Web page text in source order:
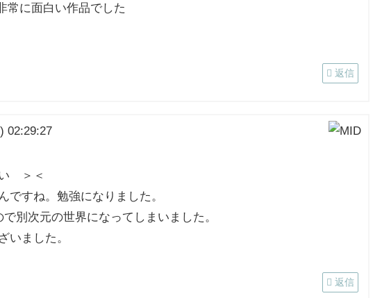
常に面白い作品でした
返信
02:29:27
＞＜
ですね。勉強になりました。
別次元の世界になってしまいました。
いました。
返信